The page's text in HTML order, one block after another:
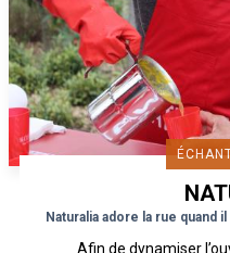
Naturalia adore la rue quand
Afin de dynamiser